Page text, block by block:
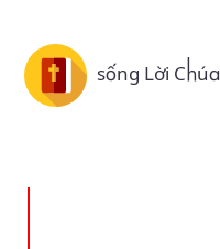
sống Lời Chúa